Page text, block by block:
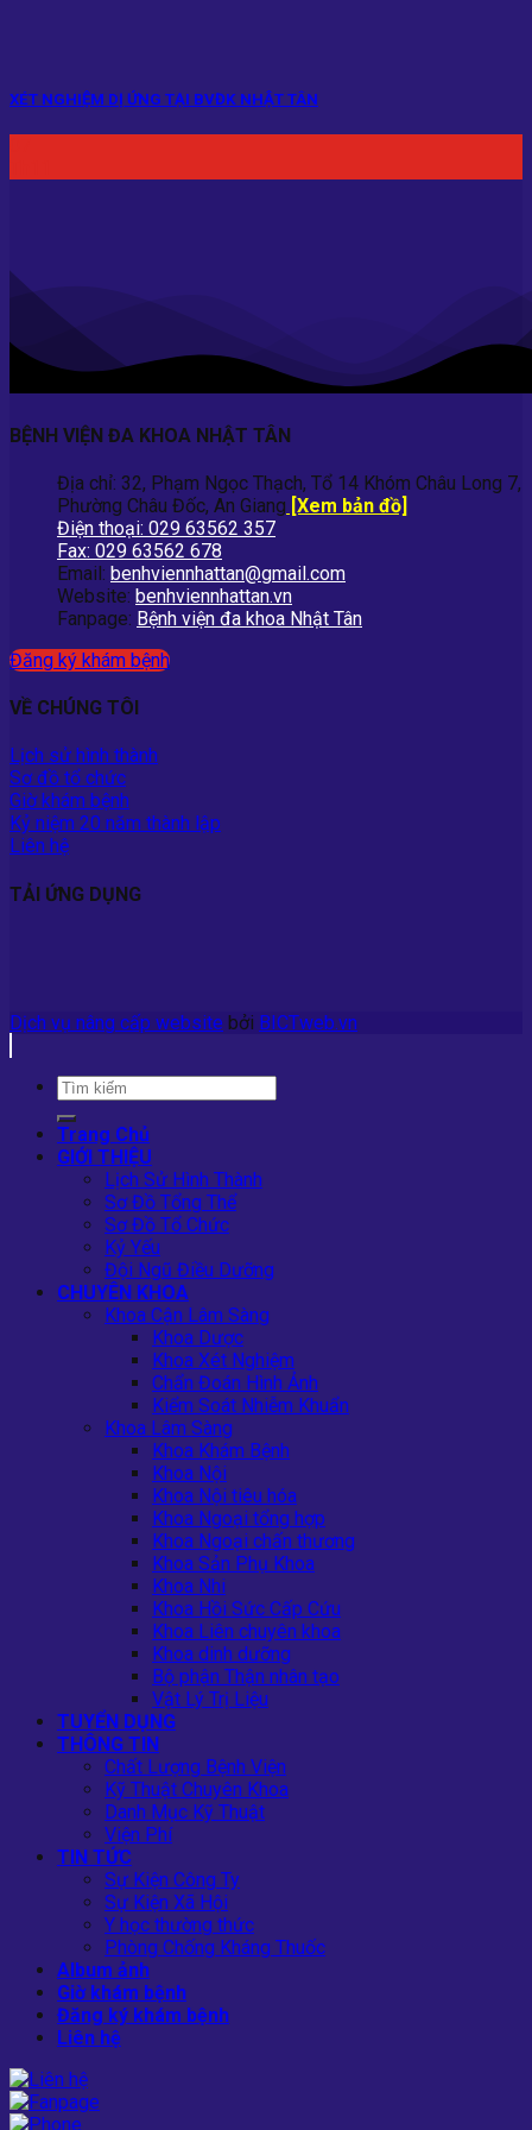
XÉT NGHIỆM DỊ ỨNG TẠI BVĐK NHẬT TÂN
BỆNH VIỆN ĐA KHOA NHẬT TÂN
Địa chỉ: 32, Phạm Ngọc Thạch, Tổ 14 Khóm Châu Long 7,
Phường Châu Đốc, An Giang [Xem bản đồ]
Điện thoại: 029 63562 357
Fax: 029 63562 678
Email: benhviennhattan@gmail.com
Website: benhviennhattan.vn
Fanpage: Bệnh viện đa khoa Nhật Tân
Đăng ký khám bệnh
VỀ CHÚNG TÔI
Lịch sử hình thành
Sơ đồ tổ chức
Giờ khám bệnh
Kỷ niệm 20 năm thành lập
Liên hệ
TẢI ỨNG DỤNG
Dịch vụ nâng cấp website bởi BICTweb.vn
Trang Chủ
GIỚI THIỆU
Lịch Sử Hình Thành
Sơ Đồ Tổng Thể
Sơ Đồ Tổ Chức
Kỷ Yếu
Đội Ngũ Điều Dưỡng
CHUYÊN KHOA
Khoa Cận Lâm Sàng
Khoa Dược
Khoa Xét Nghiệm
Chẩn Đoán Hình Ảnh
Kiểm Soát Nhiễm Khuẩn
Khoa Lâm Sàng
Khoa Khám Bệnh
Khoa Nội
Khoa Nội tiêu hóa
Khoa Ngoại tổng hợp
Khoa Ngoại chấn thương
Khoa Sản Phụ Khoa
Khoa Nhi
Khoa Hồi Sức Cấp Cứu
Khoa Liên chuyên khoa
Khoa dinh dưỡng
Bộ phận Thận nhân tạo
Vật Lý Trị Liệu
TUYỂN DỤNG
THÔNG TIN
Chất Lượng Bệnh Viện
Kỹ Thuật Chuyên Khoa
Danh Mục Kỹ Thuật
Viện Phí
TIN TỨC
Sự Kiện Công Ty
Sự Kiện Xã Hội
Y học thường thức
Phòng Chống Kháng Thuốc
Album ảnh
Giờ khám bệnh
Đăng ký khám bệnh
Liên hệ